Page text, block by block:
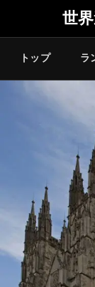
世
トップ ラ